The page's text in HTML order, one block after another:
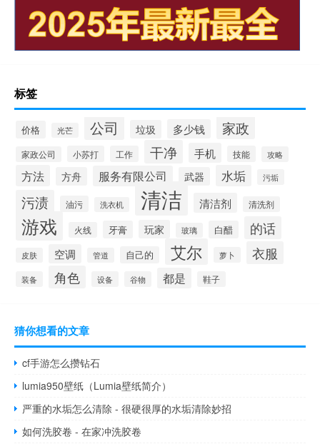
标签
价格 光芒 公司 垃圾 多少钱 家政
家政公司 小苏打 工作 干净 手机 技能 攻略
方法 方舟 服务有限公司 武器 水垢 污垢
污渍 油污 洗衣机 清洁 清洁剂 清洗剂
游戏 火线 牙膏 玩家 玻璃 白醋 的话
皮肤 空调 管道 自己的 艾尔 萝卜 衣服
装备 角色 设备 谷物 都是 鞋子
猜你想看的文章
cf手游怎么攒钻石
lumia950壁纸（Lumia壁纸简介）
严重的水垢怎么清除 - 很硬很厚的水垢清除妙招
如何洗胶卷 - 在家冲洗胶卷